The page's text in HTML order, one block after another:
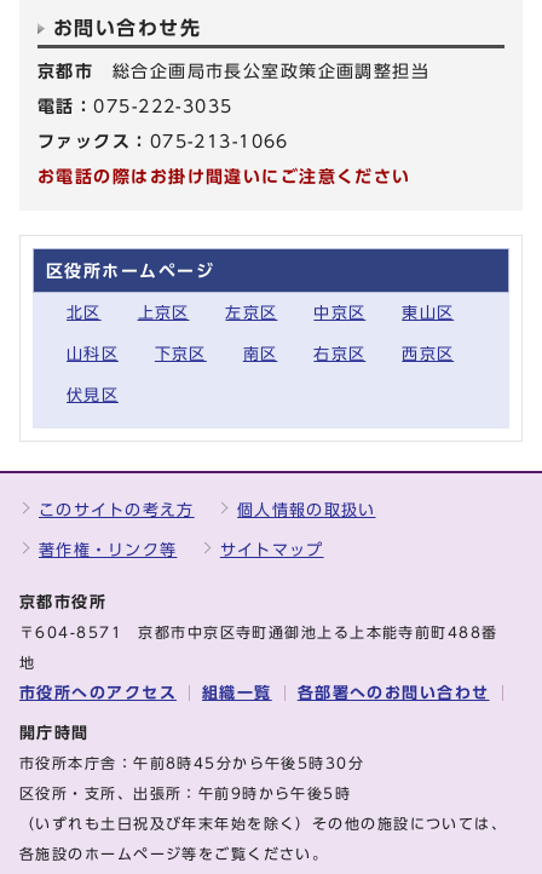
お問い合わせ先
京都市 総合企画局市長公室政策企画調整担当
電話：075-222-3035
ファックス： 075-213-1066
お電話の際はお掛け間違いにご注意ください
区役所ホームページ
北区 上京区 左京区 中京区 東山区
山科区 下京区 南区 右京区 西京区
伏見区
このサイトの考え方 個人情報の取扱い
著作権・リンク等 サイトマップ
京都市役所
〒604-8571 京都市中京区寺町通御池上る上本能寺前町488番
地
市役所へのアクセス 組織一覧 各部署へのお問い合わせ
開庁時間
市役所本庁舎：午前8時45分から午後5時30分
区役所・支所、出張所：午前9時から午後5時
（いずれも土日祝及び年末年始を除く）その他の施設については、
各施設のホームページ等をご覧ください。